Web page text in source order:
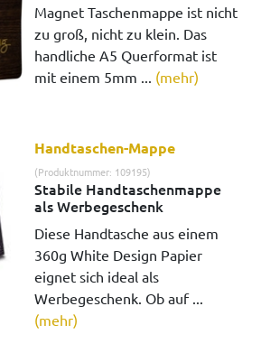
Magnet Taschenmappe ist nicht
zu groß, nicht zu klein. Das
handliche A5 Querformat ist
mit einem 5mm ... (mehr)
Handtaschen-Mappe
(Produktnummer: 109195)
Stabile Handtaschenmappe
als Werbegeschenk
Diese Handtasche aus einem
360g White Design Papier
eignet sich ideal als
Werbegeschenk. Ob auf ...
(mehr)